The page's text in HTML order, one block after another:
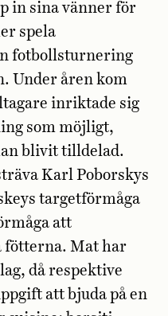
in sina vänner för
spela
fotbollsturnering
Under åren kom
inriktade sig
som möjligt,
blivit tilldelad.
Karl Poborskys
targetförmåga
att
fötterna. Mat har
då respektive
att bjuda på en